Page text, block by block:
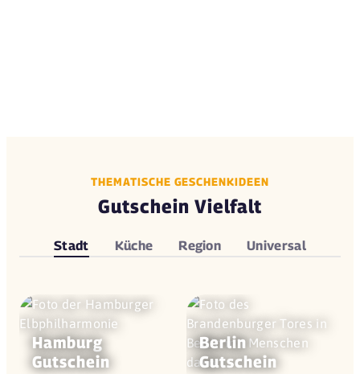
THEMATISCHE GESCHENKIDEEN
Gutschein Vielfalt
Stadt Küche Region Universal
Hamburg
Gutschein
Berlin
Gutschein